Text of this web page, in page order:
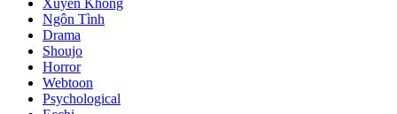
Ngôn Tình
Drama
Shoujo
Horror
Webtoon
Psychological